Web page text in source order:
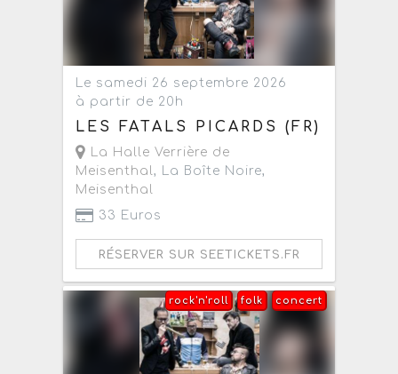
Le samedi 26 septembre 2026
à partir de 20h
LES FATALS PICARDS (FR)
La Halle Verrière de
Meisenthal, La Boîte Noire,
Meisenthal
33 Euros
RÉSERVER SUR SEETICKETS.FR
concert
folk
rock'n'roll